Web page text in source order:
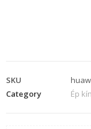
SKU
Category
Ép